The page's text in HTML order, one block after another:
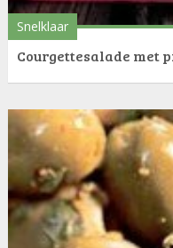
Snelklaar
Courgettesalade met